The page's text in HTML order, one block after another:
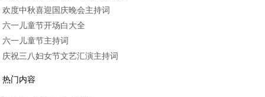
欢度中秋喜迎国庆晚会主持词
六一儿童节开场白大全
六一儿童节主持词
庆祝三八妇女节文艺汇演主持词
热门内容